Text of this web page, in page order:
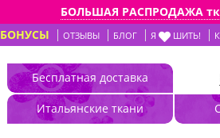
БОЛЬШАЯ РАСПРОДАЖА
БОНУСЫ ОТЗЫВЫ БЛОГ Я ШИТЬ!
Бесплатная доставка
Итальянские ткани